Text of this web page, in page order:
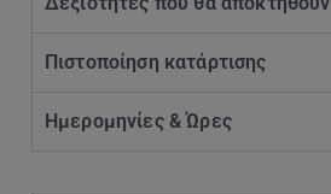
Πιστοποίηση κατάρτισης
Ημερομηνίες & Ώρες